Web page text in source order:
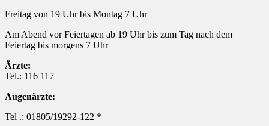
Freitag von 19 Uhr bis Montag 7 Uhr
Am Abend vor Feiertagen ab 19 Uhr bis zum Tag nach dem
Feiertag bis morgens 7 Uhr
Ärzte:
Tel.: 116 117
Augenärzte:
Tel .: 01805/19292-122 *